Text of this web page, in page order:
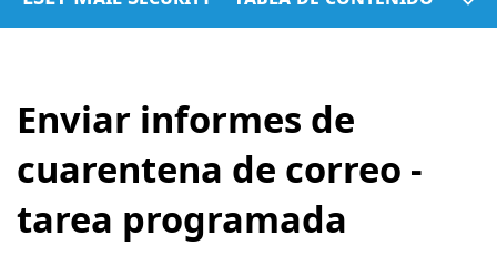
Enviar informes de
cuarentena de correo -
tarea programada